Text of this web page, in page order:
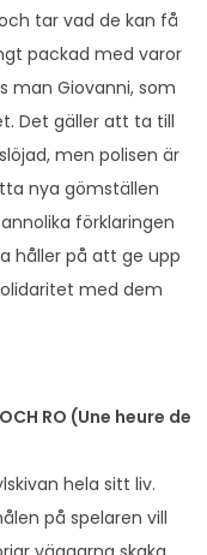
tar vad de kan få
packad med varor
man Giovanni, som
Det gäller att ta till
men polisen är
nya gömställen
förklaringen
håller på att ge upp
med dem
OCH RO (Une heure de
hela sitt liv.
på spelaren vill